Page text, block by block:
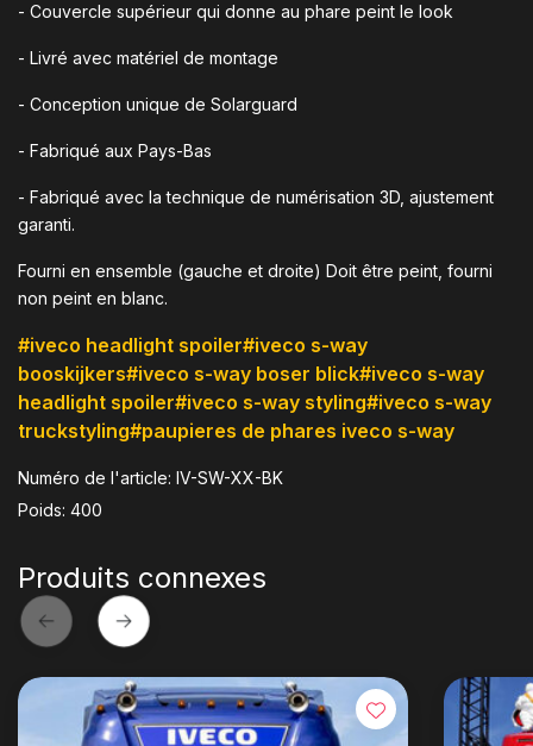
- Couvercle supérieur qui donne au phare peint le look
- Livré avec matériel de montage
- Conception unique de Solarguard
- Fabriqué aux Pays-Bas
- Fabriqué avec la technique de numérisation 3D, ajustement
garanti.
Fourni en ensemble (gauche et droite) Doit être peint, fourni
non peint en blanc.
#iveco headlight spoiler#iveco s-way
booskijkers#iveco s-way boser blick#iveco s-way
headlight spoiler#iveco s-way styling#iveco s-way
truckstyling#paupieres de phares iveco s-way
Numéro de l'article: IV-SW-XX-BK
Poids: 400
Produits connexes